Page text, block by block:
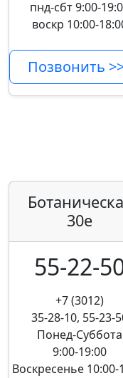
пнд-сбт 9:00-
воскр 10:00-
Позвонить
30е
55-22-
+7 (3012)
35-28-10, 55-23-
Понед-Суббота
9:00-19:00
Воскресенье 10:00-